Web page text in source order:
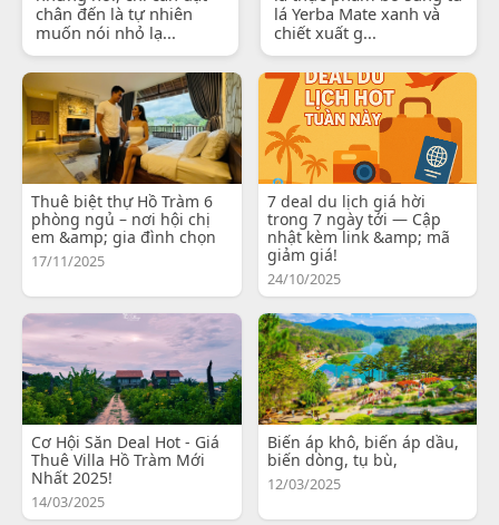
chân đến là tự nhiên
muốn nói nhỏ lạ...
lá Yerba Mate xanh và
chiết xuất g...
Thuê biệt thự Hồ Tràm 6
phòng ngủ – nơi hội chị
em &amp; gia đình chọn
17/11/2025
7 deal du lịch giá hời
trong 7 ngày tới — Cập
nhật kèm link &amp; mã
giảm giá!
24/10/2025
Cơ Hội Săn Deal Hot - Giá
Thuê Villa Hồ Tràm Mới
Nhất 2025!
14/03/2025
Biến áp khô, biến áp dầu,
biến dòng, tụ bù,
12/03/2025